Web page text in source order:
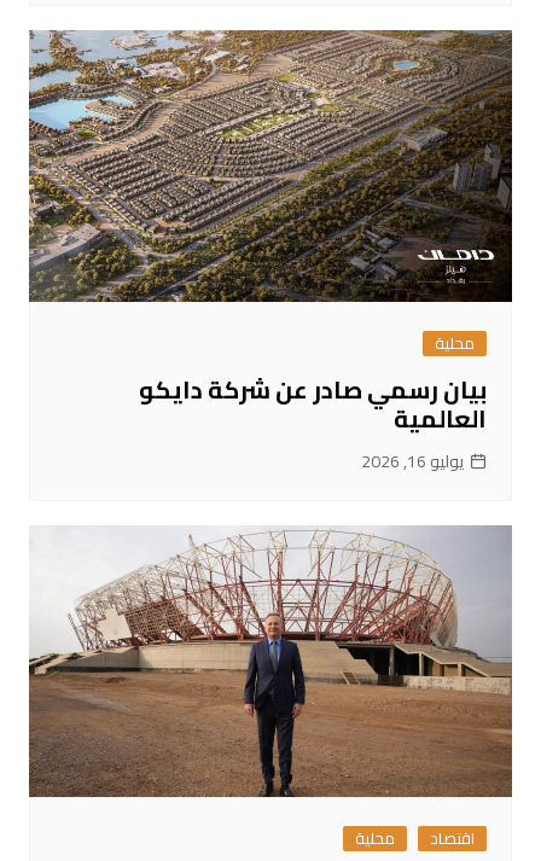
محلية
بيان رسمي صادر عن شركة دايكو
العالمية
يوليو 16, 2026
اقتصاد محلية